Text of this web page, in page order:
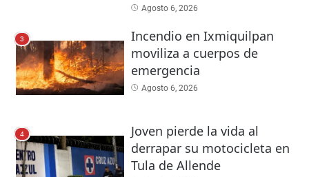
Agosto 6, 2026
3
Incendio en Ixmiquilpan
moviliza a cuerpos de
emergencia
Agosto 6, 2026
4
Joven pierde la vida al
derrapar su motocicleta en
Tula de Allende